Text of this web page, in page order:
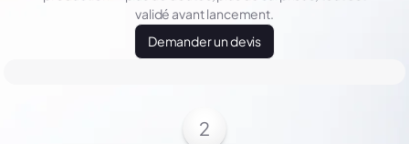
validé avant lancement.
Demander un devis
2